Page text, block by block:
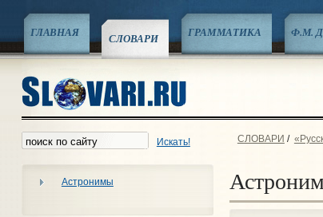
ГЛАВНАЯ СЛОВАРИ ГРАММАТИКА Ф.М.
Искать!
Астронимы
СЛОВАРИ /